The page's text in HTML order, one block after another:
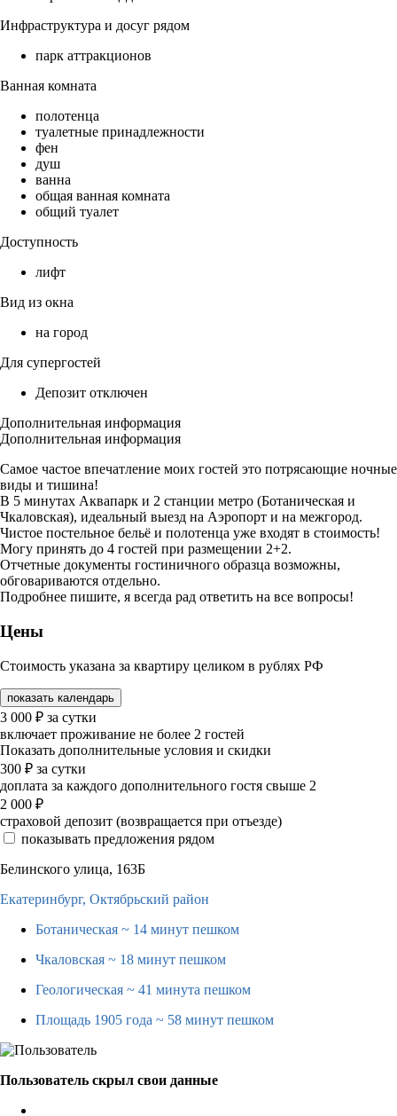
Инфраструктура и досуг рядом
парк аттракционов
Ванная комната
полотенца
туалетные принадлежности
фен
душ
ванна
общая ванная комната
общий туалет
Доступность
лифт
Вид из окна
на город
Для супергостей
Депозит отключен
Дополнительная информация
Дополнительная информация
Самое частое впечатление моих гостей это потрясающие ночные
виды и тишина!
В 5 минутах Аквапарк и 2 станции метро (Ботаническая и
Чкаловская), идеальный выезд на Аэропорт и на межгород.
Чистое постельное бельё и полотенца уже входят в стоимость!
Могу принять до 4 гостей при размещении 2+2.
Отчетные документы гостиничного образца возможны,
обговариваются отдельно.
Подробнее пишите, я всегда рад ответить на все вопросы!
Цены
Стоимость указана за квартиру целиком в рублях РФ
показать календарь
3 000 ₽ за сутки
включает проживание не более 2 гостей
Показать дополнительные условия и скидки
300 ₽ за сутки
доплата за каждого дополнительного гостя свыше 2
2 000 ₽
страховой депозит (возвращается при отъезде)
показывать предложения рядом
Белинского улица, 163Б
Екатеринбург, Октябрьский район
Ботаническая ~ 14 минут пешком
Чкаловская ~ 18 минут пешком
Геологическая ~ 41 минута пешком
Площадь 1905 года ~ 58 минут пешком
Пользователь скрыл свои данные